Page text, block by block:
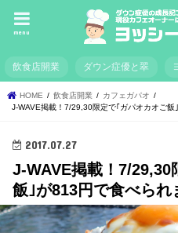
menu
飲食店開業 ダウン症優と翠
HOME 飲食店開業
カフェガパオ
J-WAVE掲載！7/29,30限定で｢ガパオカオご飯
2017.07.27
J-WAVE掲載！7/29,30
飯｣が813円で食べられ